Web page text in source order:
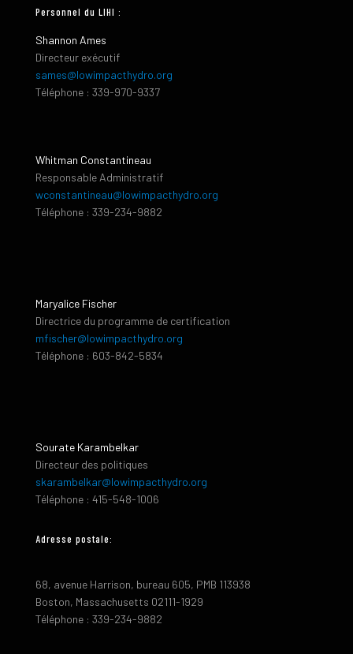
Personnel du LIHI :
Shannon Ames
Directeur exécutif
sames@lowimpacthydro.org
Téléphone : 339-970-9337
Whitman Constantineau
Responsable Administratif
wconstantineau@lowimpacthydro.org
Téléphone : 339-234-9882
Maryalice Fischer
Directrice du programme de certification
mfischer@lowimpacthydro.org
Téléphone : 603-842-5834
Sourate Karambelkar
Directeur des politiques
skarambelkar@lowimpacthydro.org
Téléphone : 415-548-1006
Adresse postale:
68, avenue Harrison, bureau 605, PMB 113938
Boston, Massachusetts 02111-1929
Téléphone : 339-234-9882